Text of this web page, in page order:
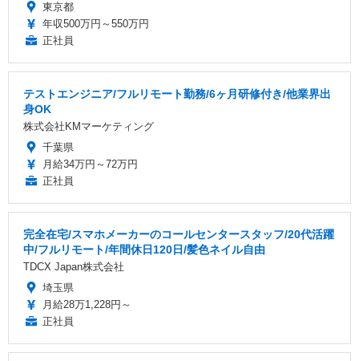
東京都
年収500万円～550万円
正社員
テストエンジニア/フルリモート勤務/6ヶ月研修付き/他業界出
身OK
株式会社KMマーケティング
千葉県
月給34万円～72万円
正社員
完全在宅/スマホメーカーのコールセンタースタッフ/20代活躍
中/フルリモート/年間休日120日/髪色ネイル自由
TDCX Japan株式会社
埼玉県
月給28万1,228円～
正社員